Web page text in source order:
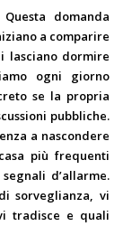
domanda
a comparire
lasciano dormire
ogni giorno
se la propria
pubbliche.
a nascondere
più frequenti
d’allarme.
sorveglianza, vi
tradisce e quali